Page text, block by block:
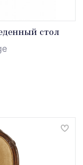
стол